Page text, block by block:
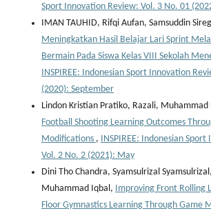
Sport Innovation Review: Vol. 3 No. 01
IMAN TAUHID, Rifqi Aufan, Samsuddin
Meningkatkan Hasil Belajar Lari Sprint
Bermain Pada Siswa Kelas VIII Sekolah
INSPIREE: Indonesian Sport Innovation
(2020): September
Lindon Kristian Pratiko, Razali, Muhammad
Football Shooting Learning Outcomes
Modifications , INSPIREE: Indonesian
Vol. 2 No. 2 (2021): May
Dini Tho Chandra, Syamsulrizal
Muhammad Iqbal, Improving Front Rolling
Floor Gymnastics Learning Through Game